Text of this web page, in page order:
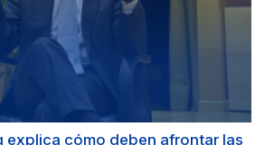
explica cómo deben afrontar las